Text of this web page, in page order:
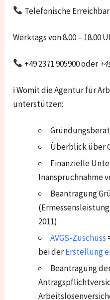
Telefonische
Werktags von 8.00 – 18.00
+49 2371 905900 oder
ℹ Womit die Agentur für
unterstützen:
Überblick über
Finanzielle
Inanspruchnahme
Beantragung
2011)
AVGS-Zuschuss
bei derErstellung
Beantragung